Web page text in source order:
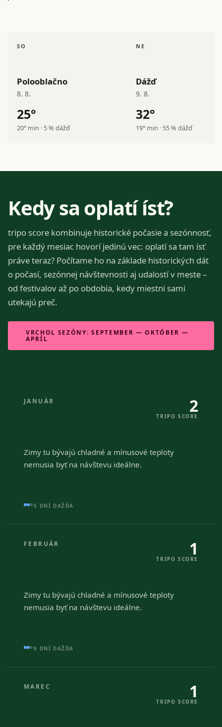
SO
Polooblačno
8. 8.
25°
20° min · 5 % dážď
NE
Dážď
9. 8.
32°
19° min · 55 % dážď
Kedy sa oplatí ísť?
tripo score kombinuje historické počasie a sezónnosť,
pre každý mesiac hovorí jedinú vec: oplatí sa tam ísť
práve teraz? Počítame ho na základe historických dát
o počasí, sezónnej návštevnosti aj udalostí v meste –
od festivalov až po obdobia, kedy miestni sami
utekajú preč.
VRCHOL SEZÓNY: SEPTEMBER — OKTÓBER —
APRÍL
JANUÁR 2
TRIPO SCORE
Zimy tu bývajú chladné a mínusové teploty
nemusia byť na návštevu ideálne.
5 DNÍ DAŽĎA
FEBRUÁR 1
TRIPO SCORE
Zimy tu bývajú chladné a mínusové teploty
nemusia byť na návštevu ideálne.
9 DNÍ DAŽĎA
MAREC 1
TRIPO SCORE